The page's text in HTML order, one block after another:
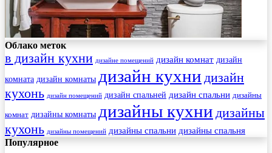
Облако меток
в дизайн кухни дизайне помещений дизайн комнат дизайн
комната дизайн комнаты дизайн кухни дизайн
кухонь дизайн помещений дизайн спальней дизайн спальни дизайны
комнат дизайны комнаты дизайны кухни дизайны
кухонь дизайны помещений дизайны спальни дизайны спальня
Популярное